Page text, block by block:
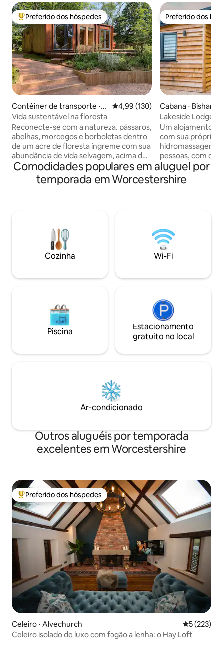
Entre os melhores preferidos dos hóspedes
Preferido dos hóspedes
Contêiner de transporte ⋅
Worcestershire
4,99 de uma avaliação média de
4,99 (130)
Vida sustentável na floresta
Reconecte-se com a natureza. pássaros,
abelhas, morcegos e borboletas dentro
de um acre de floresta íngreme com sua
abundância de vida selvagem, acima do
deslumbrante Teme Valley de
Worcestershire. Um contêiner de
transporte de madeira de dois quartos
aquecimento sob o piso de gás GLP e
água quente, sistema de águas residuais
no local. Vida sustentável para hóspedes
conscientes da energia. Wi-Fi - BT Full
por favor
Preferido dos
Preferido dos
Cabana ⋅
Lakeside Lodge-
Um alojamento
com sua própria
hidromassagem.
pessoas, com
situado na beira
Banheira de
móveis ao ar
esportes de remo
os hóspedes, a
favor, observe
não há TV ou WI-
Comodidades populares em aluguel por
temporada em Worcestershire
Cozinha Wi-Fi
Piscina
Estacionamento
gratuito no local
Ar-condicionado
Outros aluguéis por temporada
excelentes em Worcestershire
Entre os melhores preferidos dos hóspedes
Preferido dos hóspedes
Celeiro ⋅ Alvechurch 5 de uma
5 (223)
Celeiro isolado de luxo com fogão a lenha: o Hay Loft